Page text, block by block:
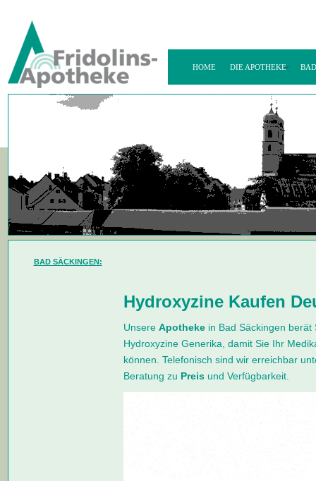
HOME DIE APOTHEKE
BAD SÄCKINGEN:
Hydroxyzine Kaufen
Unsere Apothekein Bad Säckingen berät
Hydroxyzine Generika, damit Sie Ihr
können. Telefonisch sind wir erreichbar
Beratung zu Preisund Verfügbarkeit.